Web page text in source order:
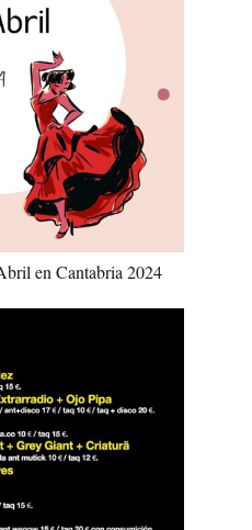
en Cantabria 2024